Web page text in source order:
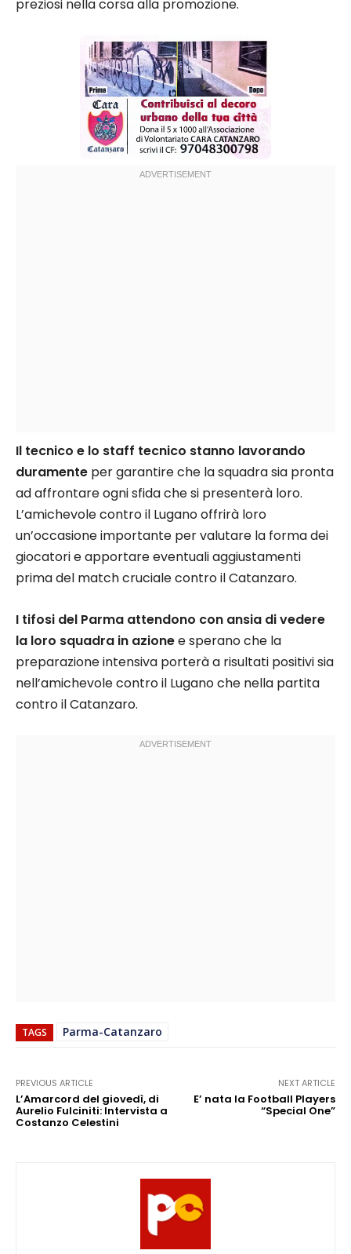
preziosi nella corsa alla promozione.
Il tecnico e lo staff tecnico stanno lavorando
duramente per garantire che la squadra sia pronta
ad affrontare ogni sfida che si presenterà loro.
L’amichevole contro il Lugano offrirà loro
un’occasione importante per valutare la forma dei
giocatori e apportare eventuali aggiustamenti
prima del match cruciale contro il Catanzaro.
I tifosi del Parma attendono con ansia di vedere
la loro squadra in azionee sperano che la
preparazione intensiva porterà a risultati positivi sia
nell’amichevole contro il Lugano che nella partita
contro il Catanzaro.
TAGS Parma-Catanzaro
PREVIOUS ARTICLE
L’Amarcord del giovedì, di
Aurelio Fulciniti: Intervista a
Costanzo Celestini
NEXT ARTICLE
E’ nata la Football Players
“Special One”